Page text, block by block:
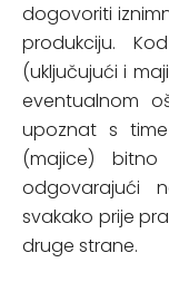
dogovoriti
produkciju.
(uključujući i
eventualnom
upoznat s
(majice)
odgovarajući
svakako prije
druge strane.